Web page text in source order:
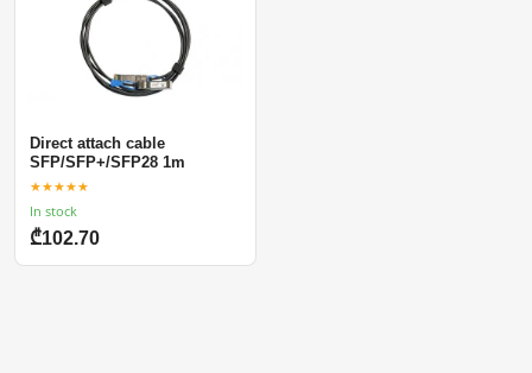
Direct attach cable
SFP/SFP+/SFP28 1m
★★★★★
In stock
₾102.70